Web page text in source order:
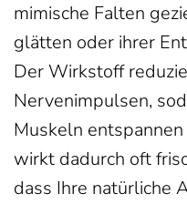
mimische Falten
glätten oder ihrer
Der Wirkstoff
Nervenimpulsen,
Muskeln
wirkt dadurch oft
dass Ihre natürliche